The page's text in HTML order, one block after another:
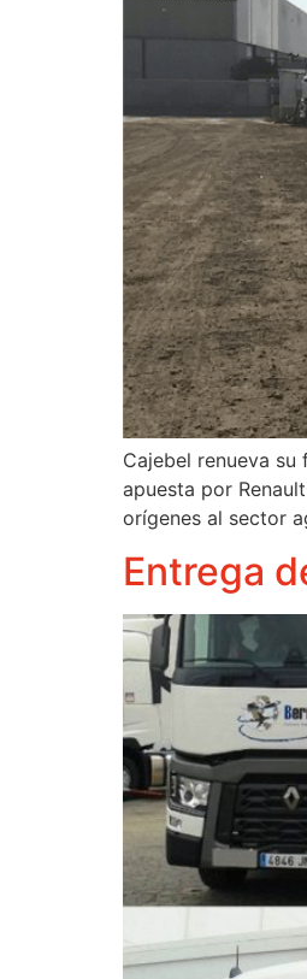
Cajebel renueva
apuesta por
orígenes al sector
Entrega